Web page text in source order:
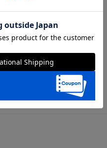
12選｜おしゃれ＆失敗しな
ア 形態安定